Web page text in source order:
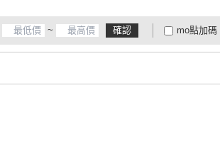
~ 確認 mo點加碼
大家電安